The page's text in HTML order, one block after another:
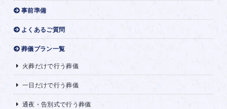
事前準備
よくあるご質問
葬儀プラン一覧
火葬だけで行う葬儀
一日だけで行う葬儀
通夜・告別式で行う葬儀